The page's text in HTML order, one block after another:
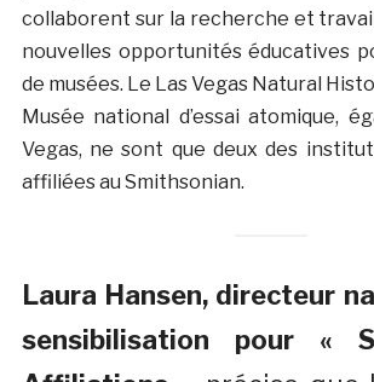
collaborent sur la recherche et
nouvelles opportunités éducatives
de musées. Le Las Vegas Natural
Musée national d’essai atomique,
Vegas, ne sont que deux des
affiliées au Smithsonian.
Laura Hansen, directeur
sensibilisation pour «